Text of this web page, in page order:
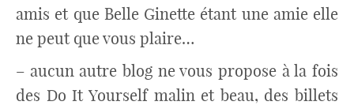
amis et que Belle Ginette étant une amie elle
ne peut que vous plaire…
– aucun autre blog ne vous propose à la fois
des Do It Yourself malin et beau, des billets